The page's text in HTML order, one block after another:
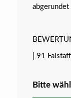
| 91 Falstaff
Bitte